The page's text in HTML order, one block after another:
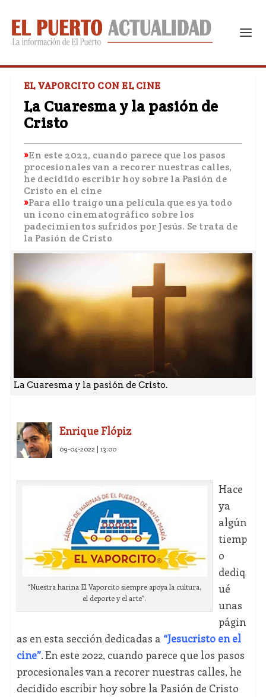
EL VAPORCITO CON EL CINE
La Cuaresma y la pasión de
Cristo
En este 2022, cuando parece que los pasos
procesionales van a recorer nuestras calles,
he decidido escribir hoy sobre la Pasión de
Cristo en el cine
Para ello traigo una película que es ya todo
un icono cinematográfico sobre los
padecimientos sufridos por Jesús. Se trata de
la Pasión de Cristo
La Cuaresma y la pasión de Cristo.
Enrique Flópiz
09-04-2022 | 13:00
“Nuestra harina El Vaporcito siempre apoya la cultura,
el deporte y el arte”.
Hace
ya
algún
tiemp
o
dediq
ué
unas
págin
as en esta sección dedicadas a “Jesucristo en el
cine”. En este 2022, cuando parece que los pasos
procesionales van a recorer nuestras calles, he
decidido escribir hoy sobre la Pasión de Cristo